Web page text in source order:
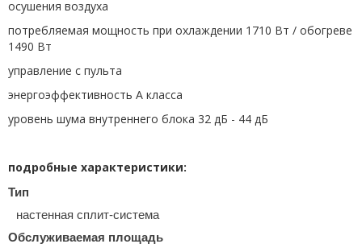
осушения воздуха
потребляемая мощность при охлаждении 1710 Вт / обогреве
1490 Вт
управление с пульта
энергоэффективность A класса
уровень шума внутреннего блока 32 дБ - 44 дБ
подробные характеристики:
Тип
настенная сплит-система
Обслуживаемая площадь